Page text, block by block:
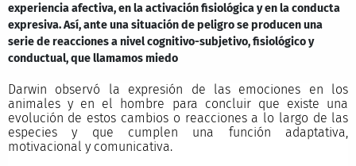
experiencia afectiva, en la activación fisiológica y en la conducta
expresiva. Así, ante una situación de peligro se producen una
serie de reacciones a nivel cognitivo-subjetivo, fisiológico y
conductual, que llamamos miedo
Darwin observó la expresión de las emociones en los
animales y en el hombre para concluir que existe una
evolución de estos cambios o reacciones a lo largo de las
especies y que cumplen una función adaptativa,
motivacional y comunicativa.